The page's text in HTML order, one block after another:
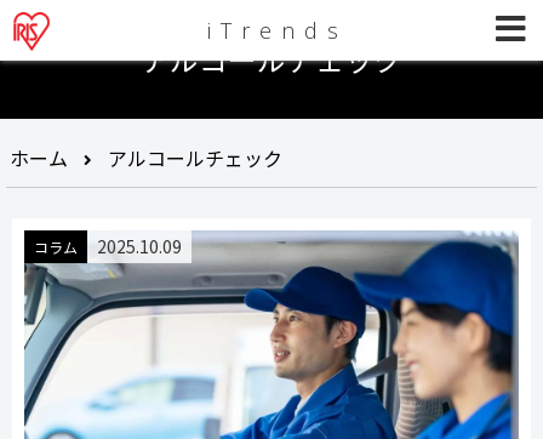
アルコールチェック
ホーム アルコールチェック
コラム 2025.10.09
iTrends